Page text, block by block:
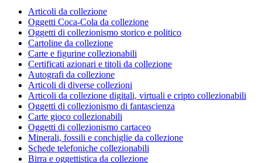
Articoli da collezione
Oggetti Coca-Cola da collezione
Oggetti di collezionismo storico e politico
Cartoline da collezione
Carte e figurine collezionabili
Certificati azionari e titoli da collezione
Autografi da collezione
Articoli di diverse collezioni
Articoli da collezione digitali, virtuali e cripto collezionabili
Oggetti di collezionismo di fantascienza
Carte gioco collezionabili
Oggetti di collezionismo cartaceo
Minerali, fossili e conchiglie da collezione
Schede telefoniche collezionabili
Birra e oggettistica da collezione